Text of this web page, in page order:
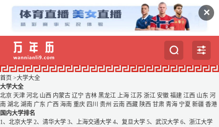
✕
首页 >大学大全
大学大全
北京 天津 河北 山西 内蒙古 辽宁 吉林 黑龙江 上海 江苏 浙江 安徽 福建 江西 山东 河
南 湖北 湖南 广东 广西 海南 重庆 四川 贵州 云南 西藏 陕西 甘肃 青海 宁夏 新疆 香港
国内大学排名
1、北京大学 2、清华大学 3、上海交通大学 4、复旦大学 5、武汉大学 6、浙江大学